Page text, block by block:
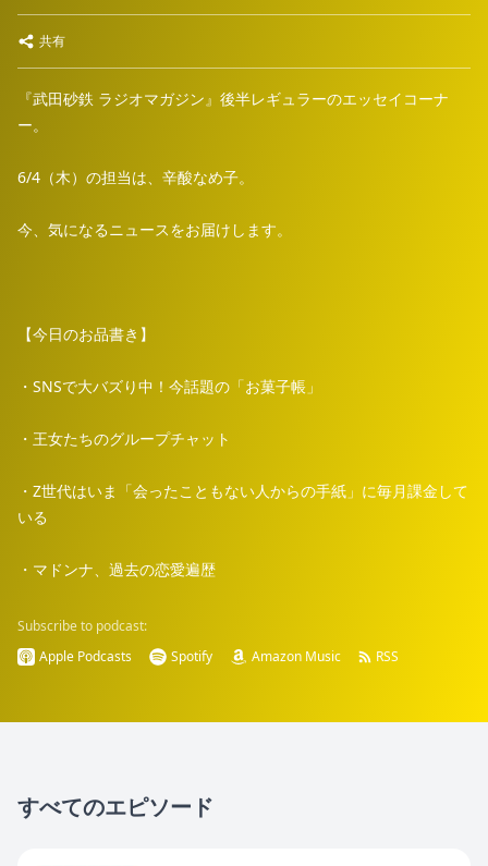
共有
『武田砂鉄 ラジオマガジン』後半レギュラーのエッセイコーナ
ー。
6/4（木）の担当は、辛酸なめ子。
今、気になるニュースをお届けします。
【今日のお品書き】
・SNSで大バズり中！今話題の「お菓子帳」
・王女たちのグループチャット
・Z世代はいま「会ったこともない人からの手紙」に毎月課金して
いる
・マドンナ、過去の恋愛遍歴
Subscribe to podcast:
Apple Podcasts
Spotify Amazon Music RSS
すべてのエピソード